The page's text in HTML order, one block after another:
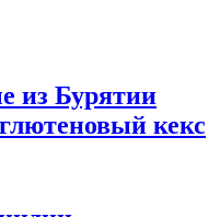
из Бурятии
кекс